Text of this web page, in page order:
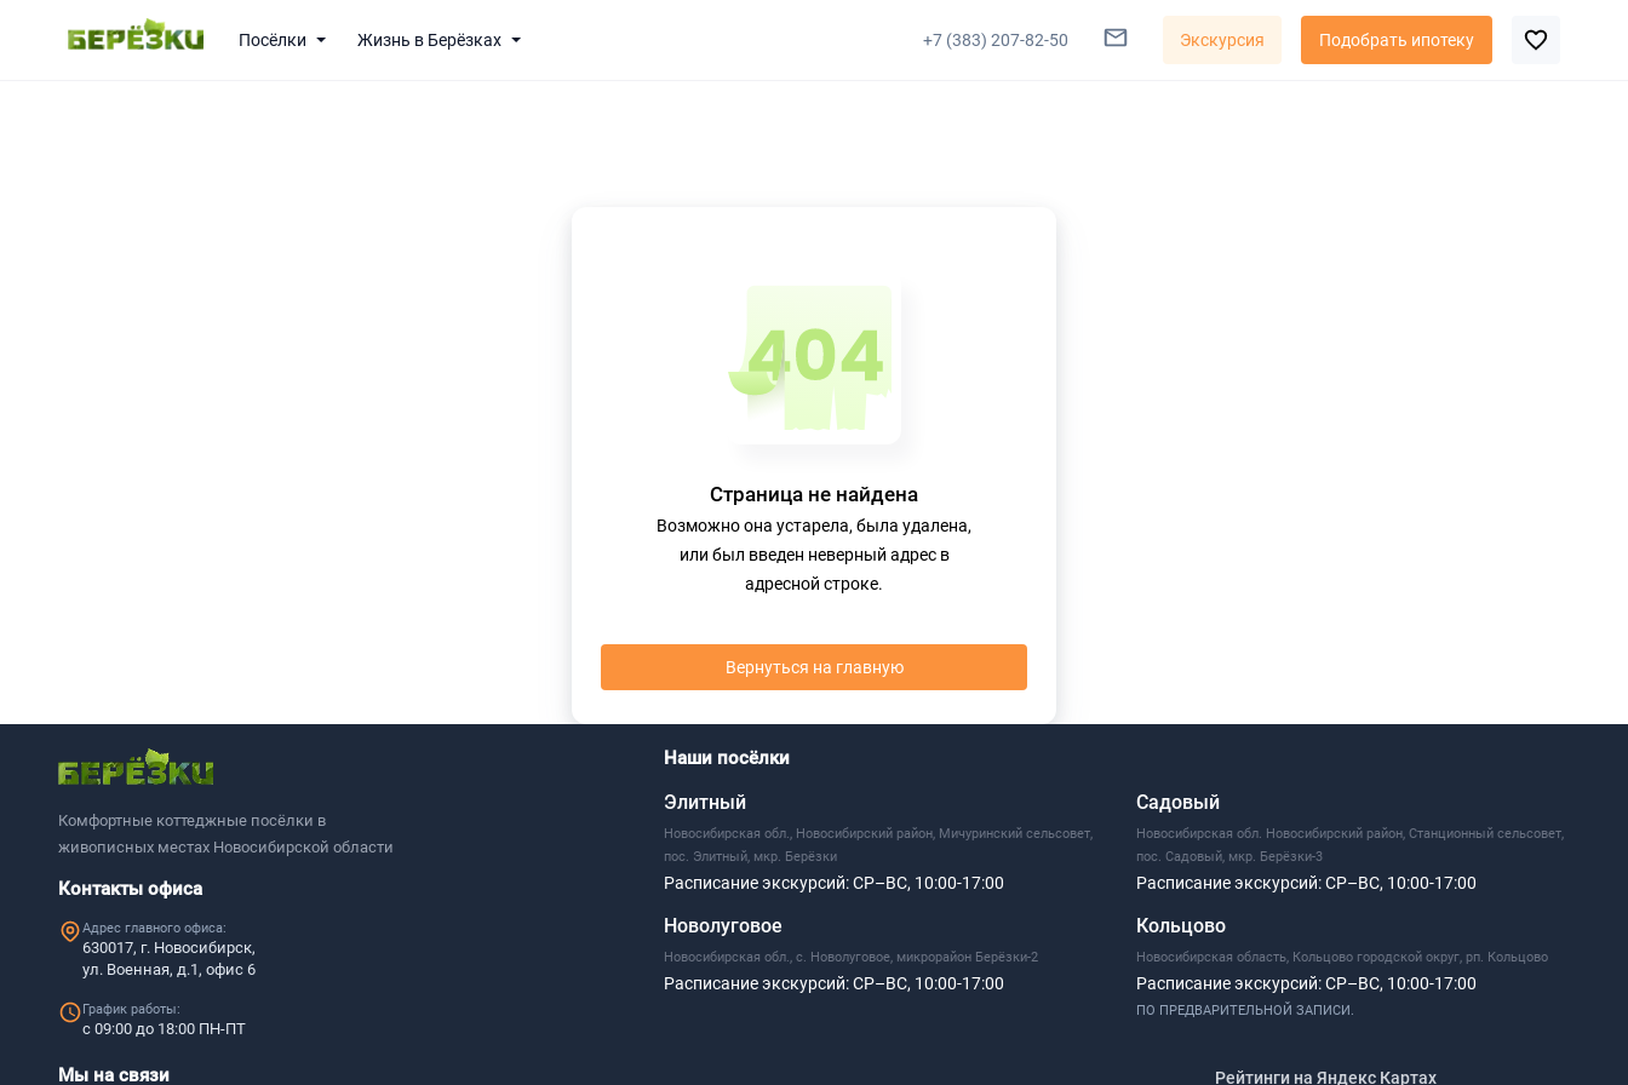
Посёлки Жизнь в Берёзках +7 (383) 207-82-50 Экскурсия Подобрать ипотеку
Страница не найдена
Возможно она устарела, была удалена,
или был введен неверный адрес в
адресной строке.
Вернуться на главную
Комфортные коттеджные посёлки в
живописных местах Новосибирской области
Контакты офиса
Адрес главного офиса:
630017, г. Новосибирск,
ул. Военная, д.1, офис 6
График работы:
с 09:00 до 18:00 ПН-ПТ
Наши посёлки
Элитный
Новосибирская обл., Новосибирский район, Мичуринский сельсовет,
пос. Элитный, мкр. Берёзки
Расписание экскурсий:СР–ВС, 10:00-17:00
Новолуговое
Новосибирская обл., с. Новолуговое, микрорайон Берёзки-2
Расписание экскурсий:СР–ВС, 10:00-17:00
Садовый
Новосибирская обл. Новосибирский район, Станционный сельсовет,
пос. Садовый, мкр. Берёзки-3
Расписание экскурсий:СР–ВС, 10:00-17:00
Кольцово
Новосибирская область, Кольцово городской округ, рп. Кольцово
Расписание экскурсий:СР–ВС, 10:00-17:00
ПО ПРЕДВАРИТЕЛЬНОЙ ЗАПИСИ.
Мы на связи
Рейтинги на Яндекс Картах